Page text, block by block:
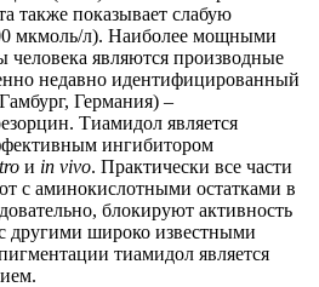
также показывает слабую
мкмоль/л). Наиболее мощными
человека являются производные
недавно идентифицированный
Германия) –
Тиамидол является
ингибитором
и in vivo. Практически все части
с аминокислотными остатками в
блокируют активность
другими широко известными
тиамидол является